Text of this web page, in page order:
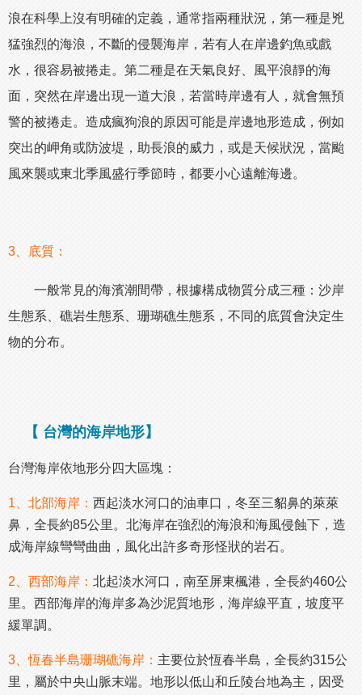
浪在科學上沒有明確的定義，通常指兩種狀況，第一種是兇
猛強烈的海浪，不斷的侵襲海岸，若有人在岸邊釣魚或戲
水，很容易被捲走。第二種是在天氣良好、風平浪靜的海
面，突然在岸邊出現一道大浪，若當時岸邊有人，就會無預
警的被捲走。造成瘋狗浪的原因可能是岸邊地形造成，例如
突出的岬角或防波堤，助長浪的威力，或是天候狀況，當颱
風來襲或東北季風盛行季節時，都要小心遠離海邊。
3、底質：
一般常見的海濱潮間帶，根據構成物質分成三種：沙岸
生態系、礁岩生態系、珊瑚礁生態系，不同的底質會決定生
物的分布。
【 台灣的海岸地形】
台灣海岸依地形分四大區塊：
1、北部海岸： 西起淡水河口的油車口，冬至三貂鼻的萊萊
鼻，全長約85公里。北海岸在強烈的海浪和海風侵蝕下，造
成海岸線彎彎曲曲，風化出許多奇形怪狀的岩石。
2、西部海岸： 北起淡水河口，南至屏東楓港，全長約460公
里。西部海岸的海岸多為沙泥質地形，海岸線平直，坡度平
緩單調。
3、恆春半島珊瑚礁海岸： 主要位於恆春半島，全長約315公
里，屬於中央山脈末端。地形以低山和丘陵台地為主，因受